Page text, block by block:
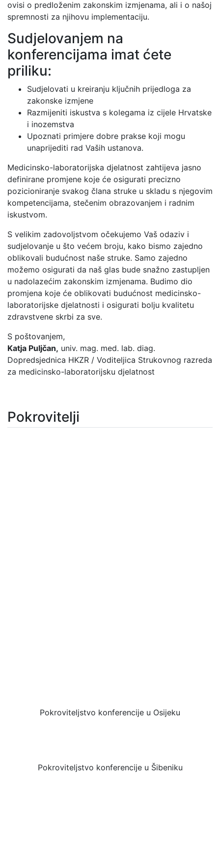
ovisi o predloženim zakonskim izmjenama, ali i o našoj
spremnosti za njihovu implementaciju.
Sudjelovanjem na
konferencijama imat ćete
priliku:
Sudjelovati u kreiranju ključnih prijedloga za
zakonske izmjene
Razmijeniti iskustva s kolegama iz cijele Hrvatske
i inozemstva
Upoznati primjere dobre prakse koji mogu
unaprijediti rad Vaših ustanova.
Medicinsko-laboratorijska djelatnost zahtijeva jasno
definirane promjene koje će osigurati precizno
pozicioniranje svakog člana struke u skladu s njegovim
kompetencijama, stečenim obrazovanjem i radnim
iskustvom.
S velikim zadovoljstvom očekujemo Vaš odaziv i
sudjelovanje u što većem broju, kako bismo zajedno
oblikovali budućnost naše struke. Samo zajedno
možemo osigurati da naš glas bude snažno zastupljen
u nadolazećim zakonskim izmjenama. Budimo dio
promjena koje će oblikovati budućnost medicinsko-
laboratorijske djelatnosti i osigurati bolju kvalitetu
zdravstvene skrbi za sve.
S poštovanjem,
Katja Puljčan, univ. mag. med. lab. diag.
Dopredsjednica HKZR / Voditeljica Strukovnog razreda
za medicinsko-laboratorijsku djelatnost
Pokrovitelji
Pokroviteljstvo konferencije u Osijeku
Pokroviteljstvo konferencije u Šibeniku